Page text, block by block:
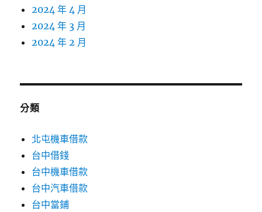
2024 年 4 月
2024 年 3 月
2024 年 2 月
分類
北屯機車借款
台中借錢
台中機車借款
台中汽車借款
台中當鋪